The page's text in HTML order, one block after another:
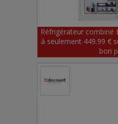
Réfrigérateur combiné
à seulement 449.99 €
bon